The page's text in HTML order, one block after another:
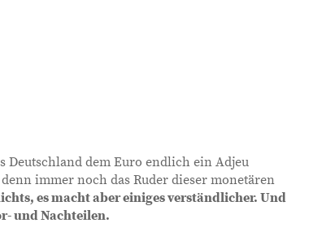
Deutschland dem Euro endlich ein Adjeu
immer noch das Ruder dieser monetären
es macht aber einiges verständlicher. Und
und Nachteilen.